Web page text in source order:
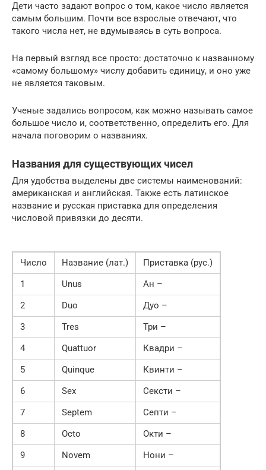
Дети часто задают вопрос о том, какое число является
самым большим. Почти все взрослые отвечают, что
такого числа нет, не вдумываясь в суть вопроса.
На первый взгляд все просто: достаточно к названному
«самому большому» числу добавить единицу, и оно уже
не является таковым.
Ученые задались вопросом, как можно называть самое
большое число и, соответственно, определить его. Для
начала поговорим о названиях.
Названия для существующих чисел
Для удобства выделены две системы наименований:
американская и английская. Также есть латинское
название и русская приставка для определения
числовой привязки до десяти.
Число Название (лат.)
Приставка (рус.)
1
Unus
Ан –
2
Duo
Дуо –
3
Tres
Три –
4
Quattuor
Квадри –
5
Quinque
Квинти –
6
Sex
Сексти –
7
Septem
Септи –
8
Octo
Окти –
9
Novem
Нони –